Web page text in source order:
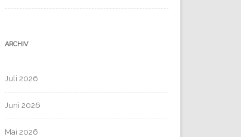
ARCHIV
Juli 2026
Juni 2026
Mai 2026